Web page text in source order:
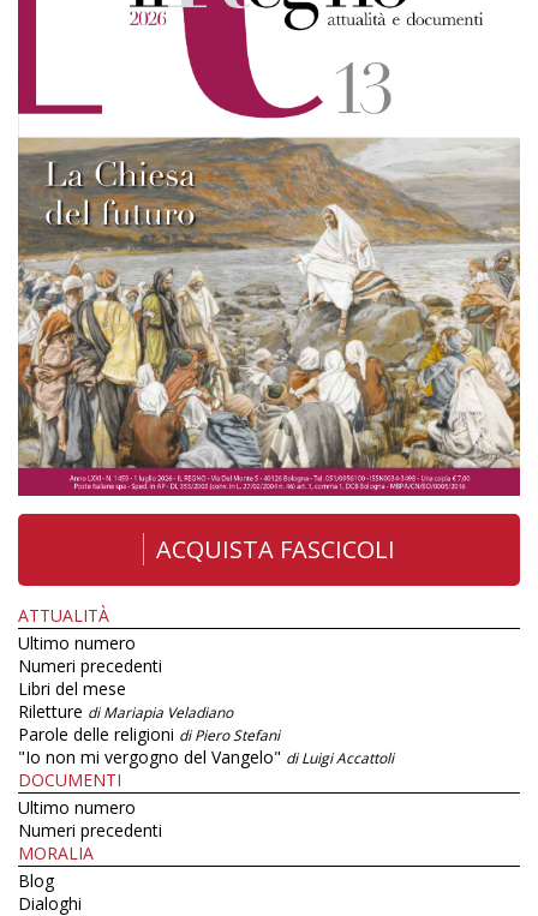
ACQUISTA FASCICOLI
ATTUALITÀ
Ultimo numero
Numeri precedenti
Libri del mese
Riletture di Mariapia Veladiano
Parole delle religioni di Piero Stefani
"Io non mi vergogno del Vangelo" di Luigi Accattoli
DOCUMENTI
Ultimo numero
Numeri precedenti
MORALIA
Blog
Dialoghi